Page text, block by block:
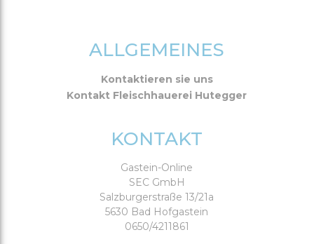
ALLGEMEINES
Kontaktieren sie uns
Kontakt Fleischhauerei Hutegger
KONTAKT
Gastein-Online
SEC GmbH
Salzburgerstraße 13/21a
5630 Bad Hofgastein
0650/4211861